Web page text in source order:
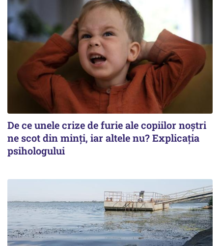
De ce unele crize de furie ale copiilor noștri
ne scot din minți, iar altele nu? Explicația
psihologului